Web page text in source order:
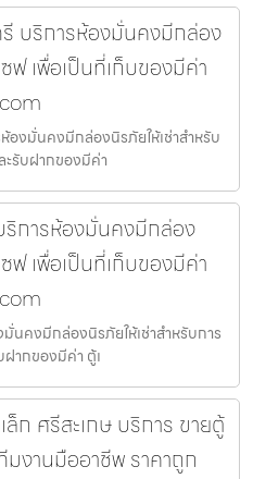
บริการห้องมั่นคงมีกล่อง
ซฟ เพื่อเป็นที่เก็บของมีค่า
งมั่นคงมีกล่องนิรภัยให้เช่าสำหรับ
ะรับฝากของมีค่า
การห้องมั่นคงมีกล่อง
ซฟ เพื่อเป็นที่เก็บของมีค่า
คงมีกล่องนิรภัยให้เช่าสำหรับการ
ฝากของมีค่า ตู้เ
ก ศรีสะเกษ บริการ ขายตู้
งานมืออาชีพ ราคาถูก